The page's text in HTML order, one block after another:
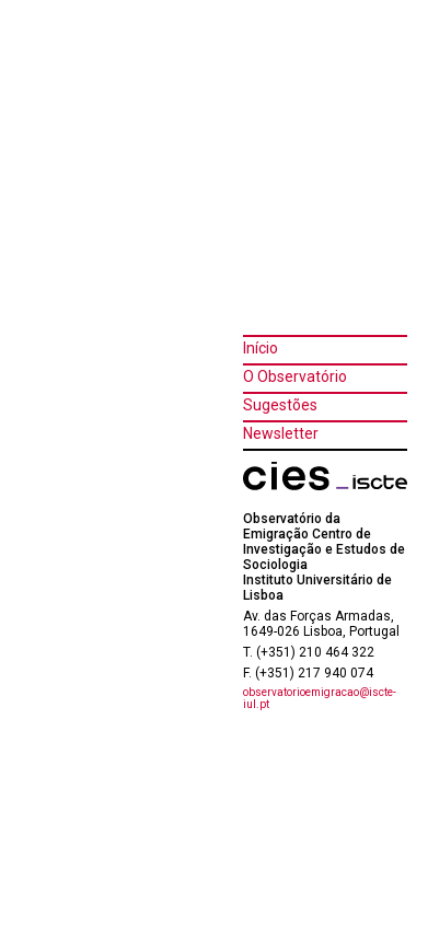
Início
O Observatório
Sugestões
Newsletter
Observatório da
Emigração Centro de
Investigação e Estudos de
Sociologia
Instituto Universitário de
Lisboa
Av. das Forças Armadas,
1649-026 Lisboa, Portugal
T. (+351) 210 464 322
F. (+351) 217 940 074
observatorioemigracao@iscte-
iul.pt